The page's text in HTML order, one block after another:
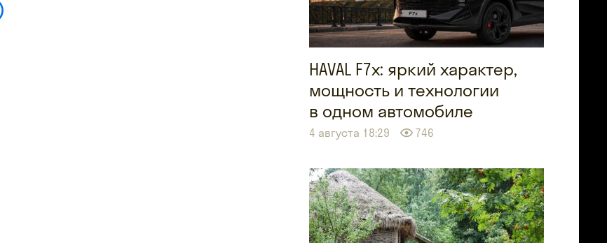
HAVAL F7x: яркий характер,
мощность и технологии
в одном автомобиле
4 августа 18:29 746